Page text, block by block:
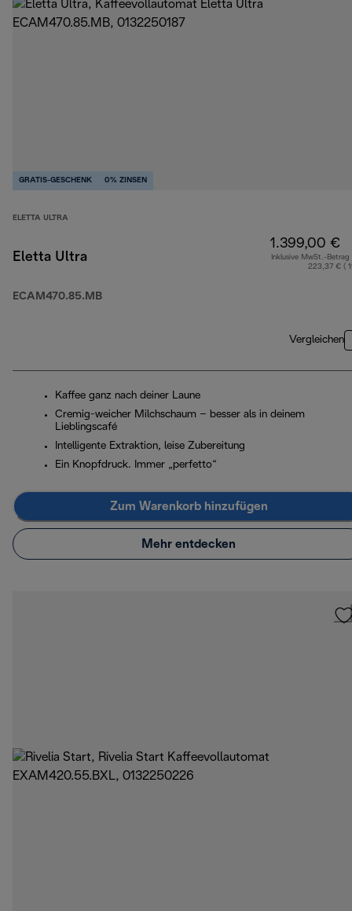
GRATIS-GESCHENK 0% ZINSEN
ELETTA ULTRA
Eletta Ultra
ECAM470.85.MB
1.399,00 €
Inklusive MwSt.-Betrag
223,37 € (
Vergleichen
Kaffee ganz nach deiner Laune
Cremig-weicher Milchschaum – besser als in deinem
Lieblingscafé
Intelligente Extraktion, leise Zubereitung
Ein Knopfdruck. Immer „perfetto“
Zum Warenkorb hinzufügen
Mehr entdecken